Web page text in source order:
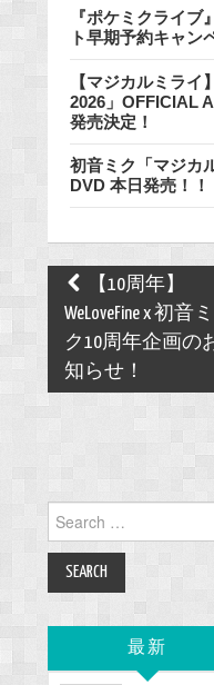
『ポケミクライ
ト早期予約キャン
【マジカルミライ
2026」OFFICIAL
発売決定！
初音ミク「マジカ
DVD 本日発売！！
Post
navigation
【10周年】
WeLoveFine x 初音ミ
ク10周年企画の
知らせ！
for:
最新